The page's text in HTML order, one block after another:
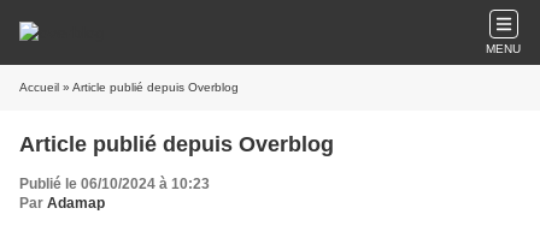
MENU
Accueil » Article publié depuis Overblog
Article publié depuis Overblog
Publié le 06/10/2024 à 10:23
Par Adamap